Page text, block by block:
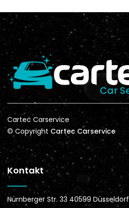
Cartec Carservice
© Copyright Cartec Carservice
Kontakt
Nürnberger Str. 33 40599 Düsseldorf